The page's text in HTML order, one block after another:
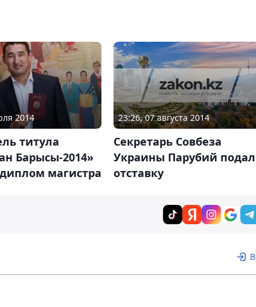
2014
титула
Барысы-2014»
магистра
23:26, 07 августа 2014
Секретарь Совбеза
Украины Парубий
отставку